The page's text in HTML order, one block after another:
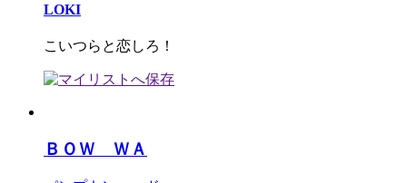
LOKI
こいつらと恋しろ！
ＢＯＷ ＷＡ